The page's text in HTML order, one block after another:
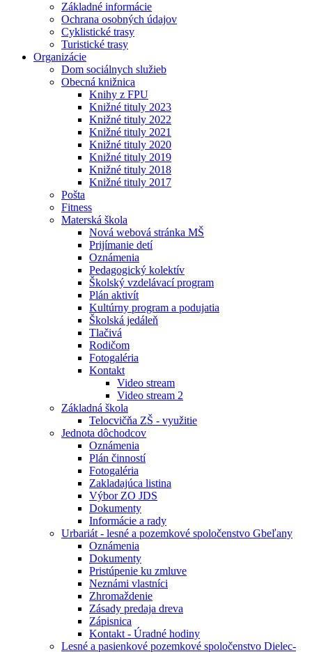
Základné informácie
Ochrana osobných údajov
Cyklistické trasy
Turistické trasy
Organizácie
Dom sociálnych služieb
Obecná knižnica
Knihy z FPU
Knižné tituly 2023
Knižné tituly 2022
Knižné tituly 2021
Knižné tituly 2020
Knižné tituly 2019
Knižné tituly 2018
Knižné tituly 2017
Pošta
Fitness
Materská škola
Nová webová stránka MŠ
Prijímanie detí
Oznámenia
Pedagogický kolektív
Školský vzdelávací program
Plán aktivít
Kultúrny program a podujatia
Školská jedáleň
Tlačivá
Rodičom
Fotogaléria
Kontakt
Video stream
Video stream 2
Základná škola
Telocvičňa ZŠ - využitie
Jednota dôchodcov
Oznámenia
Plán činností
Fotogaléria
Zakladajúca listina
Výbor ZO JDS
Dokumenty
Informácie a rady
Urbariát - lesné a pozemkové spoločenstvo Gbeľany
Oznámenia
Dokumenty
Pristúpenie ku zmluve
Neznámi vlastníci
Zhromaždenie
Zásady predaja dreva
Zápisnica
Kontakt - Úradné hodiny
Lesné a pasienkové pozemkové spoločenstvo Dielec-